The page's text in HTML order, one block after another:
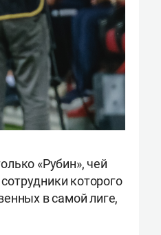
«Рубин», чей
которого
в самой лиге,